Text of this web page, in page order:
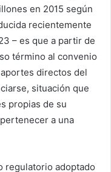
en 2015 según
recientemente
– es que a partir de
término al convenio
directos del
situación que
propias de su
a una
regulatorio adoptado